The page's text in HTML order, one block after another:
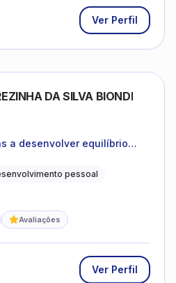
Ver Perfil
DA SILVA BIONDI
a desenvolver equilíbrio
pessoal
Avaliações
Ver Perfil